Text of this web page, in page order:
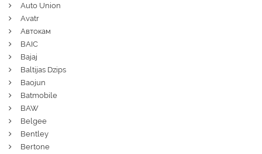
Auto Union
Avatr
Автокам
BAIC
Bajaj
Baltijas Dzips
Baojun
Batmobile
BAW
Belgee
Bentley
Bertone